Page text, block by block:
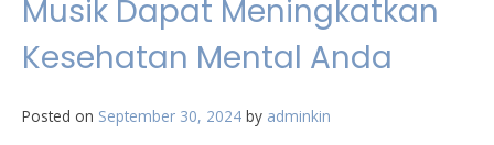
Musik Dapat Meningkatkan
Kesehatan Mental Anda
Posted on September 30, 2024 by adminkin